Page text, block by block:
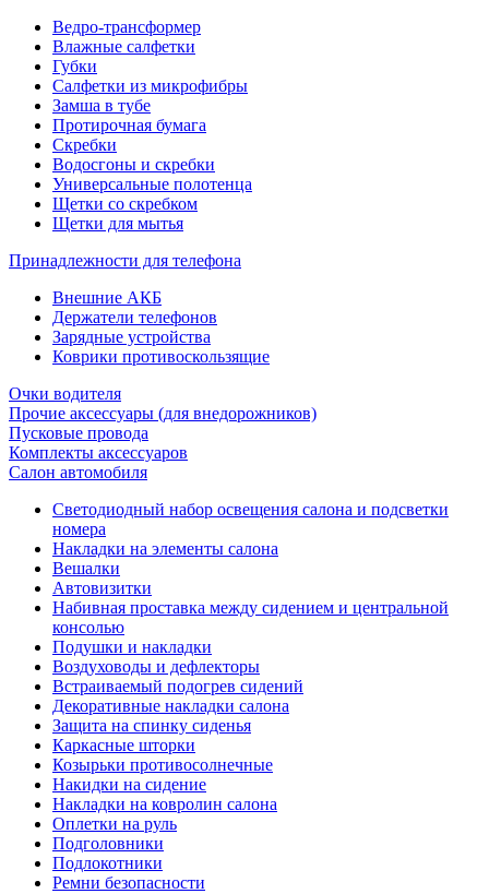
Ведро-трансформер
Влажные салфетки
Губки
Салфетки из микрофибры
Замша в тубе
Протирочная бумага
Скребки
Водосгоны и скребки
Универсальные полотенца
Щетки со скребком
Щетки для мытья
Принадлежности для телефона
Внешние АКБ
Держатели телефонов
Зарядные устройства
Коврики противоскользящие
Очки водителя
Прочие аксессуары (для внедорожников)
Пусковые провода
Комплекты аксессуаров
Салон автомобиля
Светодиодный набор освещения салона и подсветки
номера
Накладки на элементы салона
Вешалки
Автовизитки
Набивная проставка между сидением и центральной
консолью
Подушки и накладки
Воздуховоды и дефлекторы
Встраиваемый подогрев сидений
Декоративные накладки салона
Защита на спинку сиденья
Каркасные шторки
Козырьки противосолнечные
Накидки на сидение
Накладки на ковролин салона
Оплетки на руль
Подголовники
Подлокотники
Ремни безопасности